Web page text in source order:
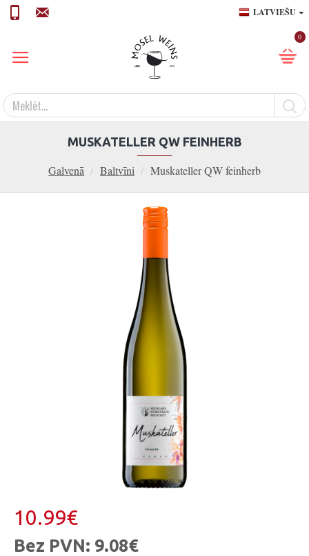
LATVIEŠU
0
Galvenā Baltvīni Muskateller QW feinherb
MUSKATELLER QW FEINHERB
10.99€
Bez PVN: 9.08€